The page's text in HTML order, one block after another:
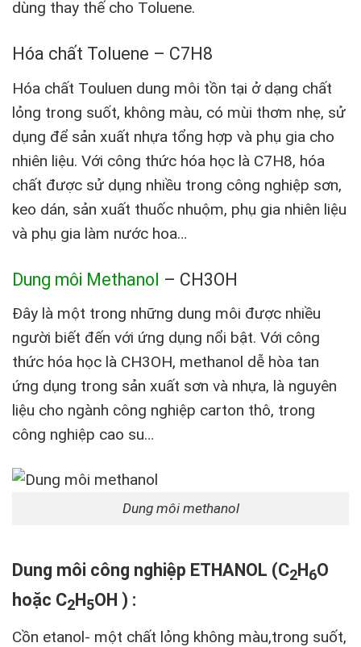
dùng thay thế cho Toluene.
Hóa chất Toluene – C7H8
Hóa chất Touluen dung môi tồn tại ở dạng chất
lỏng trong suốt, không màu, có mùi thơm nhẹ, sử
dụng để sản xuất nhựa tổng hợp và phụ gia cho
nhiên liệu. Với công thức hóa học là C7H8, hóa
chất được sử dụng nhiều trong công nghiệp sơn,
keo dán, sản xuất thuốc nhuộm, phụ gia nhiên liệu
và phụ gia làm nước hoa…
Dung môi Methanol – CH3OH
Đây là một trong những dung môi được nhiều
người biết đến với ứng dụng nổi bật. Với công
thức hóa học là CH3OH, methanol dễ hòa tan
ứng dụng trong sản xuất sơn và nhựa, là nguyên
liệu cho ngành công nghiệp carton thô, trong
công nghiệp cao su…
Dung môi methanol
Dung môi công nghiệp ETHANOL (C2H6O
hoặc C2H5OH ) :
Cồn etanol- một chất lỏng không màu,trong suốt,